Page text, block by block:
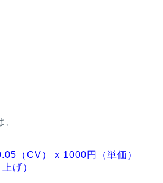
（CV） x 1000円（単価）
げ）